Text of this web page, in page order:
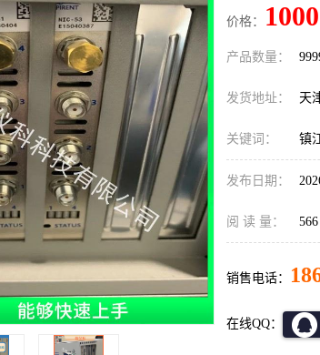
价格：
产品数量：
发货地址： 天
关键词： 镇
发布日期：
阅 读 量： 566
销售电话：
在线QQ：